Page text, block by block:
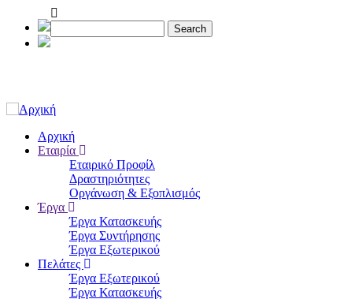
Παράκαμψη
προς
Main
navigation
Αρχική
Εταιρία
Εταιρικό Προφίλ
Δραστηριότητες
Οργάνωση & Εξοπλισμός
Έργα
Έργα Κατασκευής
Έργα Συντήρησης
Έργα Εξωτερικού
Πελάτες
Έργα Εξωτερικού
Έργα Κατασκευής